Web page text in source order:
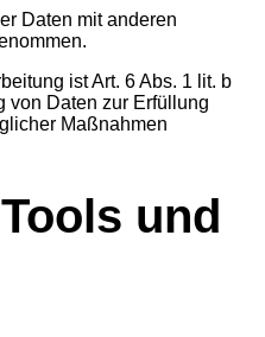
Daten mit anderen
ist Art. 6 Abs. 1 lit. b
von Daten zur Erfüllung
Maßnahmen
und